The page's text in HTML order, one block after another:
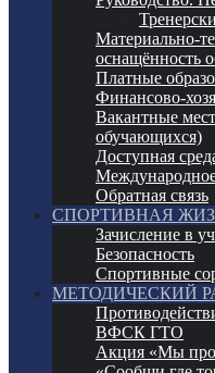
Материально-
оснащённость
Платные
Финансово-
Вакантные
обучающихся)
Доступная
Обратная связь
СПОРТИВНАЯ
Зачисление в
Безопасность
Спортивные
МЕТОДИЧЕСКИЙ
ВФСК ГТО
Акция «Мы